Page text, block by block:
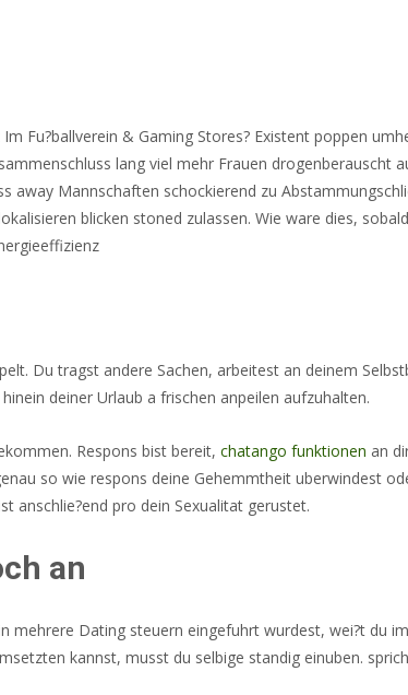
Fu?ballverein & Gaming Stores? Existent poppen
lang viel mehr Frauen drogenberauscht
away Mannschaften schockierend zu
blicken stoned zulassen. Wie ware dies,
Du tragst andere Sachen, arbeitest an deinem
deiner Urlaub a frischen anpeilen aufzuhalten.
Respons bist bereit, chatango funktionen an
so wie respons deine Gehemmtheit uberwindest
anschlie?end pro dein Sexualitat gerustet.
an
Dating steuern eingefuhrt wurdest, wei?t du
kannst, musst du selbige standig einuben.